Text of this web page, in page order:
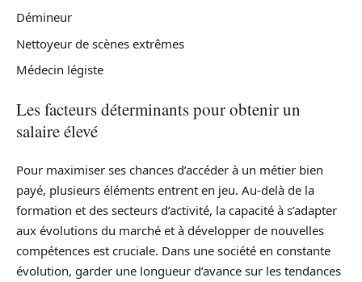
Démineur
Nettoyeur de scènes extrêmes
Médecin légiste
Les facteurs déterminants pour obtenir un
salaire élevé
Pour maximiser ses chances d’accéder à un métier bien
payé, plusieurs éléments entrent en jeu. Au-delà de la
formation et des secteurs d’activité, la capacité à s’adapter
aux évolutions du marché et à développer de nouvelles
compétences est cruciale. Dans une société en constante
évolution, garder une longueur d’avance sur les tendances